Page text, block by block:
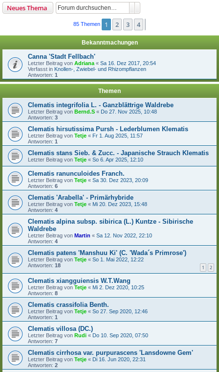
Neues Thema
85 Themen 1 2 3 4
Bekanntmachungen
Canna 'Stadt Fellbach'
Letzter Beitrag von Adriana « Sa 16. Dez 2017, 20:54
Verfasst in Knollen-, Zwiebel- und Rhizompflanzen
Antworten: 1
Themen
Clematis integrifolia L. - Ganzblättrige Waldrebe
Letzter Beitrag von Bernd.S « Do 27. Nov 2025, 10:48
Antworten: 3
Clematis hirsutissima Pursh - Lederblumen Klematis
Letzter Beitrag von Tetje « Fr 1. Aug 2025, 11:57
Antworten: 1
Clematis stans Sieb. & Zucc. - Japanische Strauch Klematis
Letzter Beitrag von Tetje « So 6. Apr 2025, 12:10
Clematis ranunculoides Franch.
Letzter Beitrag von Tetje « Sa 30. Dez 2023, 20:09
Antworten: 6
Clematis 'Arabella' - Primärhybride
Letzter Beitrag von Tetje « Mi 20. Dez 2023, 15:48
Antworten: 4
Clematis alpina subsp. sibirica (L.) Kuntze - Sibirische
Waldrebe
Letzter Beitrag von Martin « Sa 12. Nov 2022, 22:10
Antworten: 4
Clematis patens 'Manshuu Ki' (C. 'Wada´s Primrose')
Letzter Beitrag von Tetje « So 1. Mai 2022, 12:22
Antworten: 18 1 2
Clematis xiangguiensis W.T.Wang
Letzter Beitrag von Tetje « Mi 2. Dez 2020, 10:25
Antworten: 8
Clematis crassifolia Benth.
Letzter Beitrag von Tetje « So 27. Sep 2020, 12:46
Antworten: 1
Clematis villosa (DC.)
Letzter Beitrag von Rudi « Do 10. Sep 2020, 07:50
Antworten: 7
Clematis cirrhosa var. purpurascens 'Lansdowne Gem'
Letzter Beitrag von Tetje « Di 16. Jun 2020, 22:31
Antworten: 2